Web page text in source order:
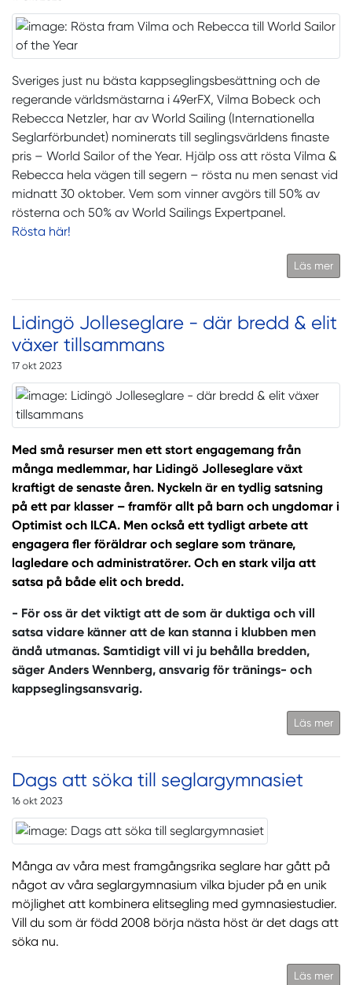
Sveriges just nu bästa kappseglingsbesättning och de
regerande världsmästarna i 49erFX, Vilma Bobeck och
Rebecca Netzler, har av World Sailing (Internationella
Seglarförbundet) nominerats till seglingsvärldens finaste
pris – World Sailor of the Year. Hjälp oss att rösta Vilma &
Rebecca hela vägen till segern – rösta nu men senast vid
midnatt 30 oktober. Vem som vinner avgörs till 50% av
rösterna och 50% av World Sailings Expertpanel.
Rösta här!
Läs mer
Lidingö Jolleseglare - där bredd & elit
växer tillsammans
17 okt 2023
Med små resurser men ett stort engagemang från
många medlemmar, har Lidingö Jolleseglare växt
kraftigt de senaste åren. Nyckeln är en tydlig satsning
på ett par klasser – framför allt på barn och ungdomar i
Optimist och ILCA. Men också ett tydligt arbete att
engagera fler föräldrar och seglare som tränare,
lagledare och administratörer. Och en stark vilja att
satsa på både elit och bredd.
- För oss är det viktigt att de som är duktiga och vill
satsa vidare känner att de kan stanna i klubben men
ändå utmanas. Samtidigt vill vi ju behålla bredden,
säger Anders Wennberg, ansvarig för tränings- och
kappseglingsansvarig.
Läs mer
Dags att söka till seglargymnasiet
16 okt 2023
Många av våra mest framgångsrika seglare har gått på
något av våra seglargymnasium vilka bjuder på en unik
möjlighet att kombinera elitsegling med gymnasiestudier.
Vill du som är född 2008 börja nästa höst är det dags att
söka nu.
Läs mer